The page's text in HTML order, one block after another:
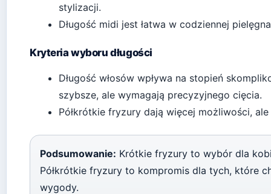
stylizacji.
Długość midi jest łatwa w codziennej
Kryteria wyboru długości
Długość włosów wpływa na stopień
szybsze, ale wymagają precyzyjnego cięcia.
Półkrótkie fryzury dają więcej możliwości,
Podsumowanie: Krótkie fryzury to wybór dla
Półkrótkie fryzury to kompromis dla tych, które
wygody.